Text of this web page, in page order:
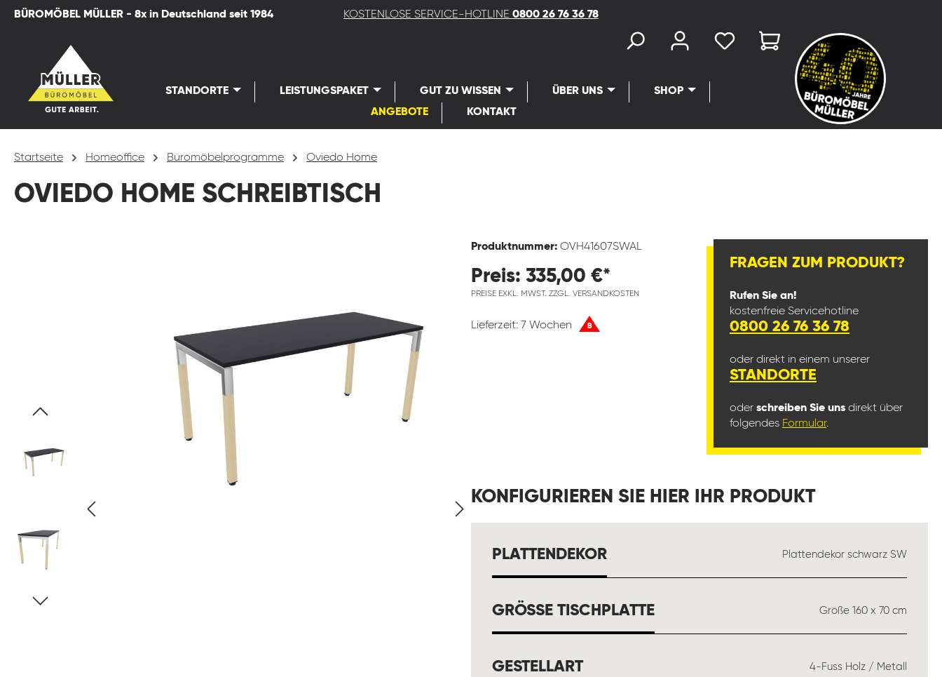
Zur Hauptnavigation springen
BÜROMÖBEL MÜLLER - 8x in Deutschland seit 1984 KOSTENLOSE SERVICE-HOTLINE 0800 26 76 36 78
STANDORTE LEISTUNGSPAKET GUT ZU WISSEN ÜBER UNS
SHOP
ANGEBOTE
KONTAKT
Startseite Homeoffice Büromöbelprogramme Oviedo Home
OVIEDO HOME SCHREIBTISCH
Produktnummer: OVH41607SWAL
Preis: 335,00 €*
PREISE EXKL. MWST. ZZGL. VERSANDKOSTEN
Lieferzeit: 7 Wochen B
FRAGEN ZUM PRODUKT?
Rufen Sie an!
kostenfreie Servicehotline
0800 26 76 36 78
oder direkt in einem unserer
STANDORTE
oder schreiben Sie uns direkt über
folgendes Formular.
KONFIGURIEREN SIE HIER IHR PRODUKT
PLATTENDEKORAUSWÄHLEN Plattendekor schwarz SW
GRÖSSE TISCHPLATTE AUSWÄHLEN Größe 160 x 70 cm
GESTELLARTAUSWÄHLEN 4-Fuss Holz / Metall